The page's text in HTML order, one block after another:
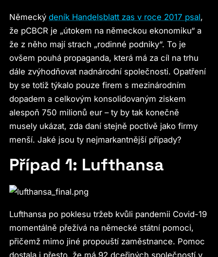
Německýdeník Handelsblatt zas v roce 2017 psal,
že pCBCR je „útokem na německou ekonomiku“ a
že z něho mají strach „rodinné podniky“. To je
ovšem pouhá propaganda, která má za cíl na trhu
dále zvýhodňovat nadnárodní společnosti. Opatření
by se totiž týkalo pouze firem s mezinárodním
dopadem a celkovým konsolidovaným ziskem
alespoň 750 milionů eur – ty by tak konečně
musely ukázat, zda daní stejně poctivě jako firmy
menší. Jaké jsou ty nejmarkantnější případy?
Případ 1: Lufthansa
Lufthansa po poklesu tržeb kvůli pandemii Covid-19
momentálně přežívá na německé státní pomoci,
přičemž mimo jiné propouští zaměstnance. Pomoc